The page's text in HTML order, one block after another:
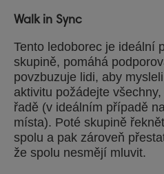
Walk in Sync
Tento ledoborec je ideální
skupině, pomáhá
povzbuzuje lidi, aby
aktivitu požádejte
řadě (v ideálním případě
místa). Poté skupině
spolu a pak zároveň
že spolu nesmějí mluvit.